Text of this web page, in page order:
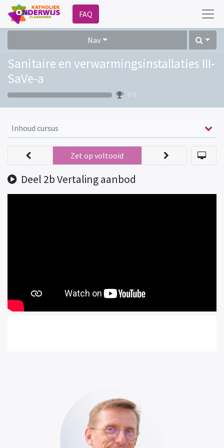
FAQ
Nav
Sanitaire en verwarmingsinstallaties III-
SaVe-a
0 %
Inhoud cursus
Deel 2b Vertaling aanbod
Zet op voltooid